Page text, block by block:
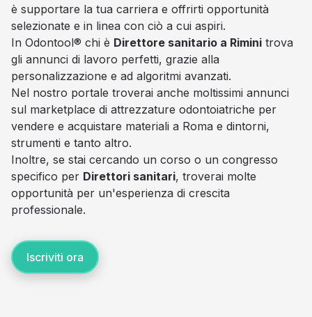
è supportare la tua carriera e offrirti opportunità
selezionate e in linea con ciò a cui aspiri.
In Odontool® chi è Direttore sanitario a Rimini trova
gli annunci di lavoro perfetti, grazie alla
personalizzazione e ad algoritmi avanzati.
Nel nostro portale troverai anche moltissimi annunci
sul marketplace di attrezzature odontoiatriche per
vendere e acquistare materiali a Roma e dintorni,
strumenti e tanto altro.
Inoltre, se stai cercando un corso o un congresso
specifico per Direttori sanitari, troverai molte
opportunità per un'esperienza di crescita
professionale.
Iscriviti ora